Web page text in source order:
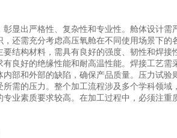
显出严格性、复杂性和专业性。舱体设计需
还需充分考虑高压氧舱在不同使用场景下
结构材料，需具有良好的强度、韧性和焊
良好的绝缘性能和耐高温性能。焊接工艺
部和外部的缺陷，确保产品质量。压力试
需的压力。整个加工流程涉及多个学科领
业素质要求较高。在加工过程中，必须注